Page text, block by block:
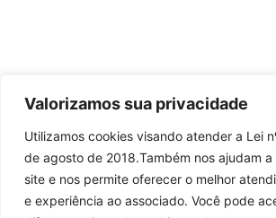
Valorizamos sua privacidade
Utilizamos cookies visando atender a Lei
de agosto de 2018.Também nos ajudam a
site e nos permite oferecer o melhor
e experiência ao associado. Você pode